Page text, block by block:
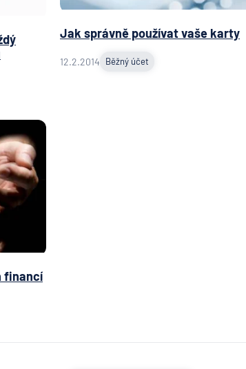
Jak správně používat vaše karty
12.2.2014 Běžný účet
financí